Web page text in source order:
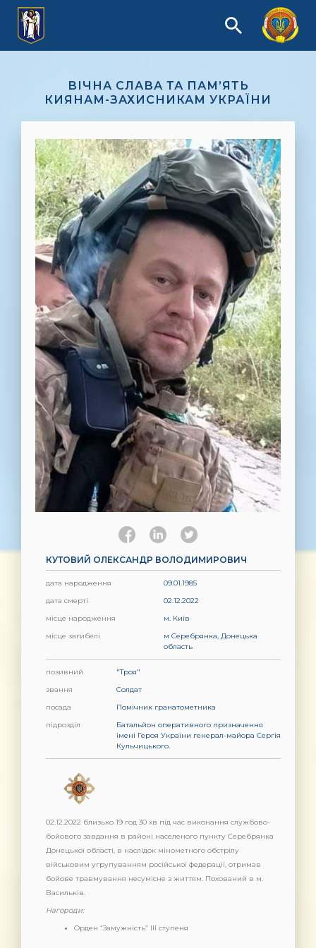
ВІЧНА СЛАВА ТА ПАМ’ЯТЬ
КИЯНАМ-ЗАХИСНИКАМ УКРАЇНИ
КУТОВИЙ ОЛЕКСАНДР ВОЛОДИМИРОВИЧ
дата народження
09.01.1985
дата смерті
02.12.2022
місце народження
м. Київ
місце загибелі
м Серебрянка, Донецька
область
позивний
"Троя"
звання
Солдат
посада
Помічник гранатометника
підрозділ
Батальйон оперативного призначення
імені Героя України генерал-майора Сергія
Кульчицького.
02.12.2022 близько 19 год 30 хв під час виконання службово-
бойового завдання в районі населеного пункту Серебрянка
Донецької області, в наслідок мінометного обстрілу
військовим угрупуванням російської федерації, отримав
бойове травмування несумісне з життям. Похований в м.
Васильків.
Нагороди:
Орден “Замужність” ІІІ ступеня